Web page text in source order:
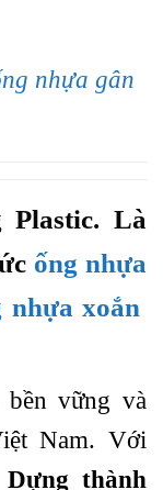
nhựa gân
Plastic. Là
ống nhựa
nhựa xoắn
bền vững và
Nam. Với
thành